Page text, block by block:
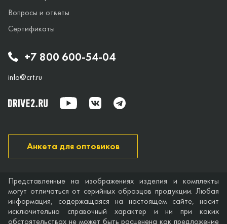
+7 800 600-54-04
info@crt.ru
Вопросы и ответы
Сертификаты
Анкета для оптовиков
Представленные на изображениях изделия и комплекты
могут отличаться от серийных образцов продукции. Любая
информация, содержащаяся на настоящем сайте, носит
исключительно справочный характер и ни при каких
обстоятельствах не может быть расценена как предложение